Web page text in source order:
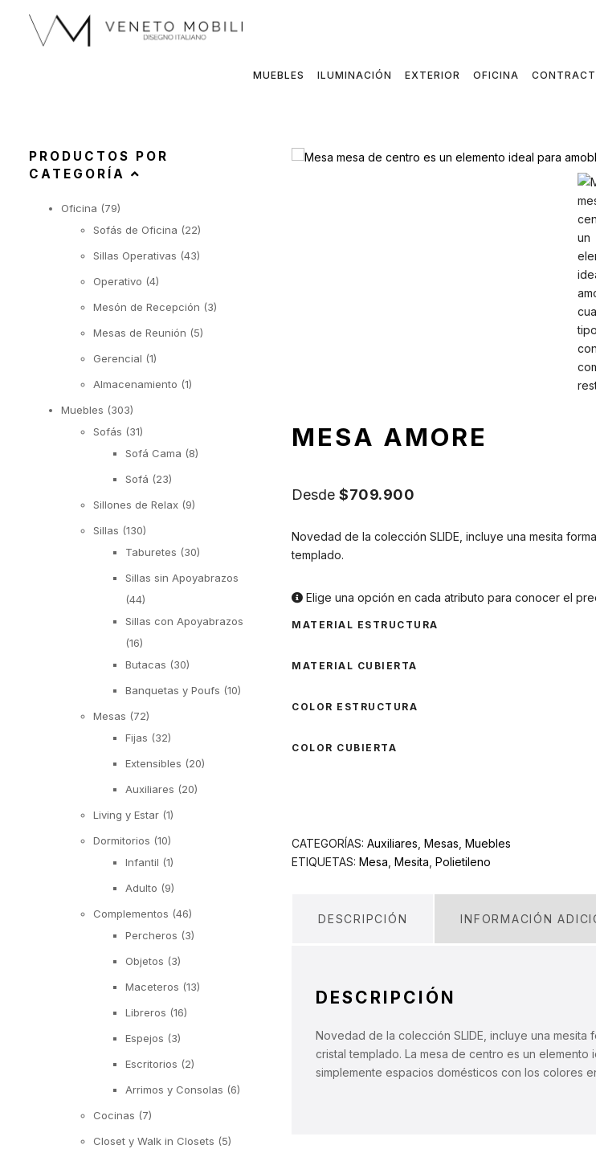
contenido
MUEBLES ILUMINACIÓN EXTERIOR OFICINA CONTRACT
MESA AMORE
Desde $709.900
Novedad de la colección SLIDE, incluye una mesita
templado.
Elige una opción en cada atributo para conocer el
MATERIAL ESTRUCTURA
MATERIAL CUBIERTA
COLOR ESTRUCTURA
COLOR CUBIERTA
CATEGORÍAS: Auxiliares Mesas Muebles
ETIQUETAS: Mesa Mesita Polietileno
DESCRIPCIÓN INFORMACIÓN
DESCRIPCIÓN
Novedad de la colección SLIDE, incluye una
cristal templado. La mesa de centro es un
simplemente espacios domésticos con los colores
PRODUCTOS POR
CATEGORÍA
Oficina (79)
Sofás de Oficina (22)
Sillas Operativas (43)
Operativo (4)
Mesón de Recepción (3)
Mesas de Reunión (5)
Gerencial (1)
Almacenamiento (1)
Muebles (303)
Sofás (31)
Sofá Cama (8)
Sofá (23)
Sillones de Relax (9)
Sillas (130)
Taburetes (30)
Sillas sin Apoyabrazos
(44)
Sillas con Apoyabrazos
(16)
Butacas (30)
Banquetas y Poufs (10)
Mesas (72)
Fijas (32)
Extensibles (20)
Auxiliares (20)
Living y Estar (1)
Dormitorios (10)
Infantil (1)
Adulto (9)
Complementos (46)
Percheros (3)
Objetos (3)
Maceteros (13)
Libreros (16)
Espejos (3)
Escritorios (2)
Arrimos y Consolas (6)
Cocinas (7)
Closet y Walk in Closets (5)